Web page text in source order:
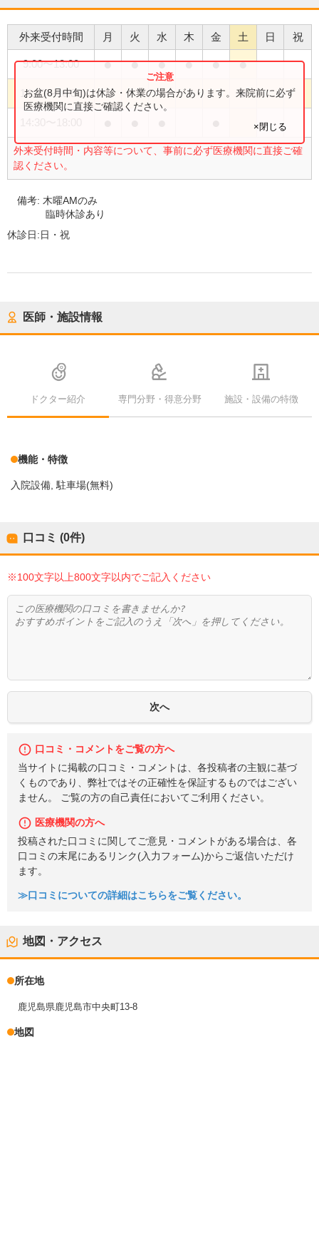
外来受付時間 月 火 水 木 金 土 日 祝
9:00〜13:00 ● ● ● ● ● ●
14:30〜16:30 ●
外来受付時間・内容等について、事前に必ず医療機関に直接ご確
認ください。
お盆(8月中旬)は休診・休業の場合があります。来院前に必ず
医療機関に直接ご確認ください。
×閉じる
備考: 木曜AMのみ
臨時休診あり
休診日:日・祝
医師・施設情報
ドクター紹介 専門分野・得意分野 施設・設備の特徴
機能・特徴
入院設備 駐車場(無料)
口コミ (0件)
※100文字以上800文字以内でご記入ください
口コミ・コメントをご覧の方へ
当サイトに掲載の口コミ・コメントは、各投稿者の主観に基づ
くものであり、弊社ではその正確性を保証するものではござい
ません。 ご覧の方の自己責任においてご利用ください。
医療機関の方へ
投稿された口コミに関してご意見・コメントがある場合は、各
口コミの末尾にあるリンク(入力フォーム)からご返信いただけ
ます。
≫口コミについての詳細はこちらをご覧ください。
地図・アクセス
所在地
鹿児島県鹿児島市中央町13-8
地図